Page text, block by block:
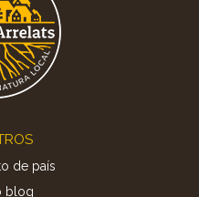
de país
blog